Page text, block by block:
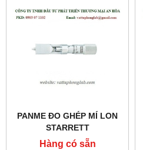
PANME ĐO GHÉP MÍ LON
STARRETT
MODEL:208MDZ
Hàng có sẵn